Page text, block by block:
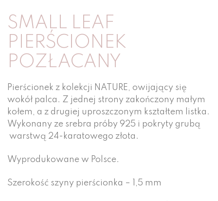
SMALL LEAF
PIERŚCIONEK
POZŁACANY
Pierścionek z kolekcji NATURE, owijający się
wokół palca. Z jednej strony zakończony małym
kołem, a z drugiej uproszczonym kształtem listka.
Wykonany ze srebra próby 925 i pokryty grubą
warstwą 24-karatowego złota.
Wyprodukowane w Polsce.
Szerokość szyny pierścionka – 1,5 mm